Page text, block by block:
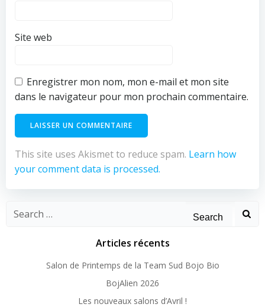
Site web
Enregistrer mon nom, mon e-mail et mon site
dans le navigateur pour mon prochain commentaire.
This site uses Akismet to reduce spam. Learn how
your comment data is processed.
Search
Articles récents
Salon de Printemps de la Team Sud Bojo Bio
BojAlien 2026
Les nouveaux salons d’Avril !